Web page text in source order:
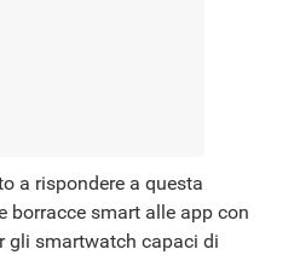
a rispondere a questa
borracce smart alle app con
gli smartwatch capaci di